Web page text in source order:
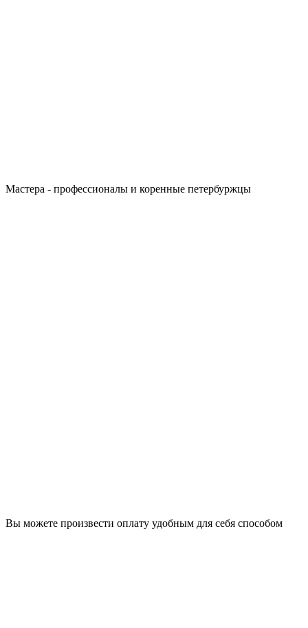
Мастера - профессионалы и коренные петербуржцы
Вы можете произвести оплату удобным для себя способом